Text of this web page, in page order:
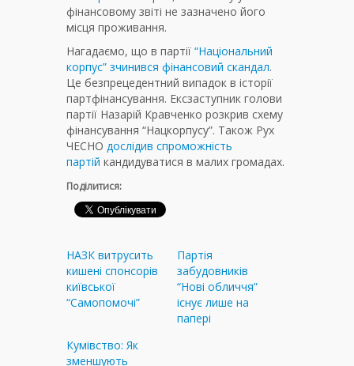
фінансовому звіті не зазначено його
місця проживання.
Нагадаємо, що в партії “Національний
корпус” зчинився фінансовий скандал.
Це безпрецедентний випадок в історії
партфінансування. Ексзаступник голови
партії Назарій Кравченко розкрив схему
фінансування “Нацкорпусу”. Також Рух
ЧЕСНО дослідив спроможність
партій кандидуватися в малих громадах.
Поділитися:
НАЗК витрусить
кишені спонсорів
київської
“Самопомочі”
Партія
забудовників
“Нові обличчя”
існує лише на
папері
Кумівство: Як
зменшують